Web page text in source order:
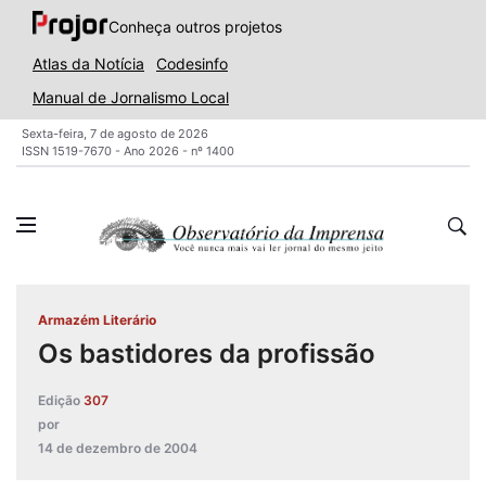
Conheça outros projetos
Atlas da Notícia
Codesinfo
Manual de Jornalismo Local
Sexta-feira, 7 de agosto de 2026
ISSN 1519-7670 - Ano 2026 - nº 1400
Armazém Literário
Os bastidores da profissão
Edição 307
por
14 de dezembro de 2004